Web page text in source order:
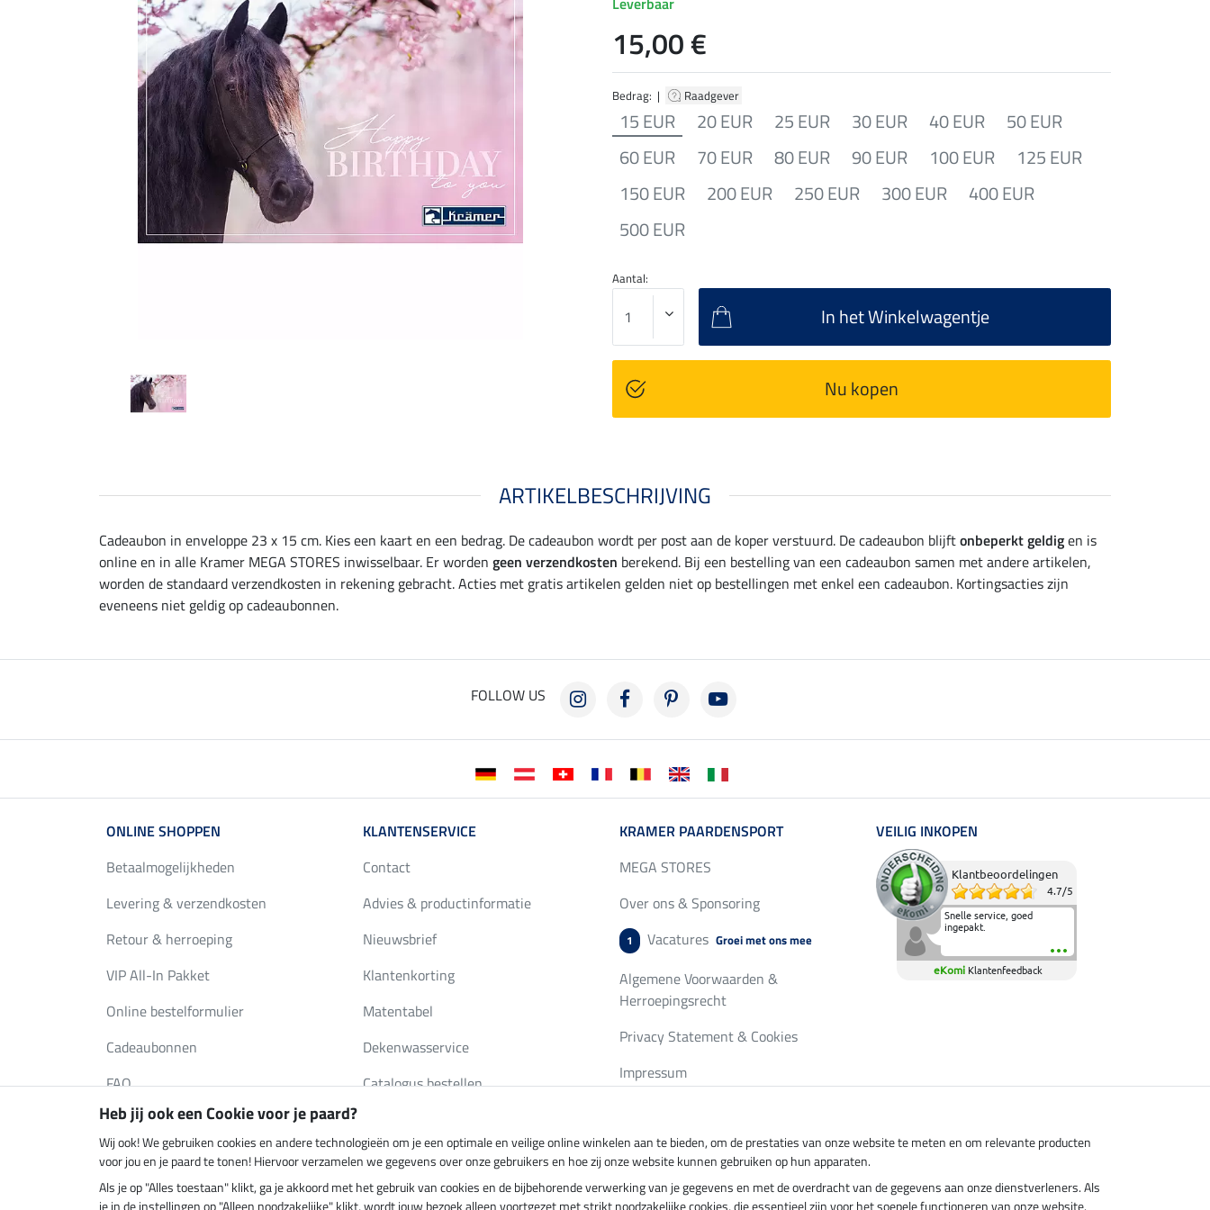
Bedrag: | Raadgever
15 EUR 20 EUR 25 EUR 30 EUR 40 EUR
50 EUR
60 EUR
70 EUR 80 EUR 90 EUR 100 EUR
125 EUR
150 EUR
200 EUR 250 EUR 300 EUR
400 EUR
500 EUR
15,00 €
Aantal:
In het Winkelwagentje
Nu kopen
ARTIKELBESCHRIJVING
Cadeaubon in enveloppe 23 x 15 cm. Kies een kaart en een bedrag. De cadeaubon wordt per post aan de koper verstuurd. De cadeaubon blijftonbeperkt geldigen is
online en in alle Kramer MEGA STORES inwisselbaar. Er worden geen verzendkosten berekend. Bij een bestelling van een cadeaubon samen met andere artikelen,
worden de standaard verzendkosten in rekening gebracht. Acties met gratis artikelen gelden niet op bestellingen met enkel een cadeaubon. Kortingsacties zijn
eveneens niet geldig op cadeaubonnen.
FOLLOW US
ONLINE SHOPPEN
Betaalmogelijkheden
Levering & verzendkosten
Retour & herroeping
VIP All-In Pakket
Online bestelformulier
Cadeaubonnen
FAQ
KLANTENSERVICE
Contact
Advies & productinformatie
Nieuwsbrief
Klantenkorting
Matentabel
Dekenwasservice
Catalogus bestellen
KRAMER PAARDENSPORT
MEGA STORES
Over ons & Sponsoring
1 Vacatures Groei met ons mee
Algemene Voorwaarden &
Herroepingsrecht
Privacy Statement & Cookies
Impressum
VEILIG INKOPEN
Klantbeoordelingen
4.7/5
Snelle service, goed
ingepakt.
eKomi Klantenfeedback
Klimaatneutrale shop Verzending per Veilig betalen met
Heb jij ook een Cookie voor je paard?
Wij ook! We gebruiken cookies en andere technologieën om je een optimale en veilige online winkelen aan te bieden, om de prestaties van onze website te meten en om relevante producten
voor jou en je paard te tonen! Hiervoor verzamelen we gegevens over onze gebruikers en hoe zij onze website kunnen gebruiken op hun apparaten.
Als je op "Alles toestaan" klikt, ga je akkoord met het gebruik van cookies en de bijbehorende verwerking van je gegevens en met de overdracht van de gegevens aan onze dienstverleners. Als
je in de instellingen op "Alleen noodzakelijke" klikt, wordt jouw bezoek alleen voortgezet met strikt noodzakelijke cookies, die essentieel zijn voor het soepele functioneren van onze website.